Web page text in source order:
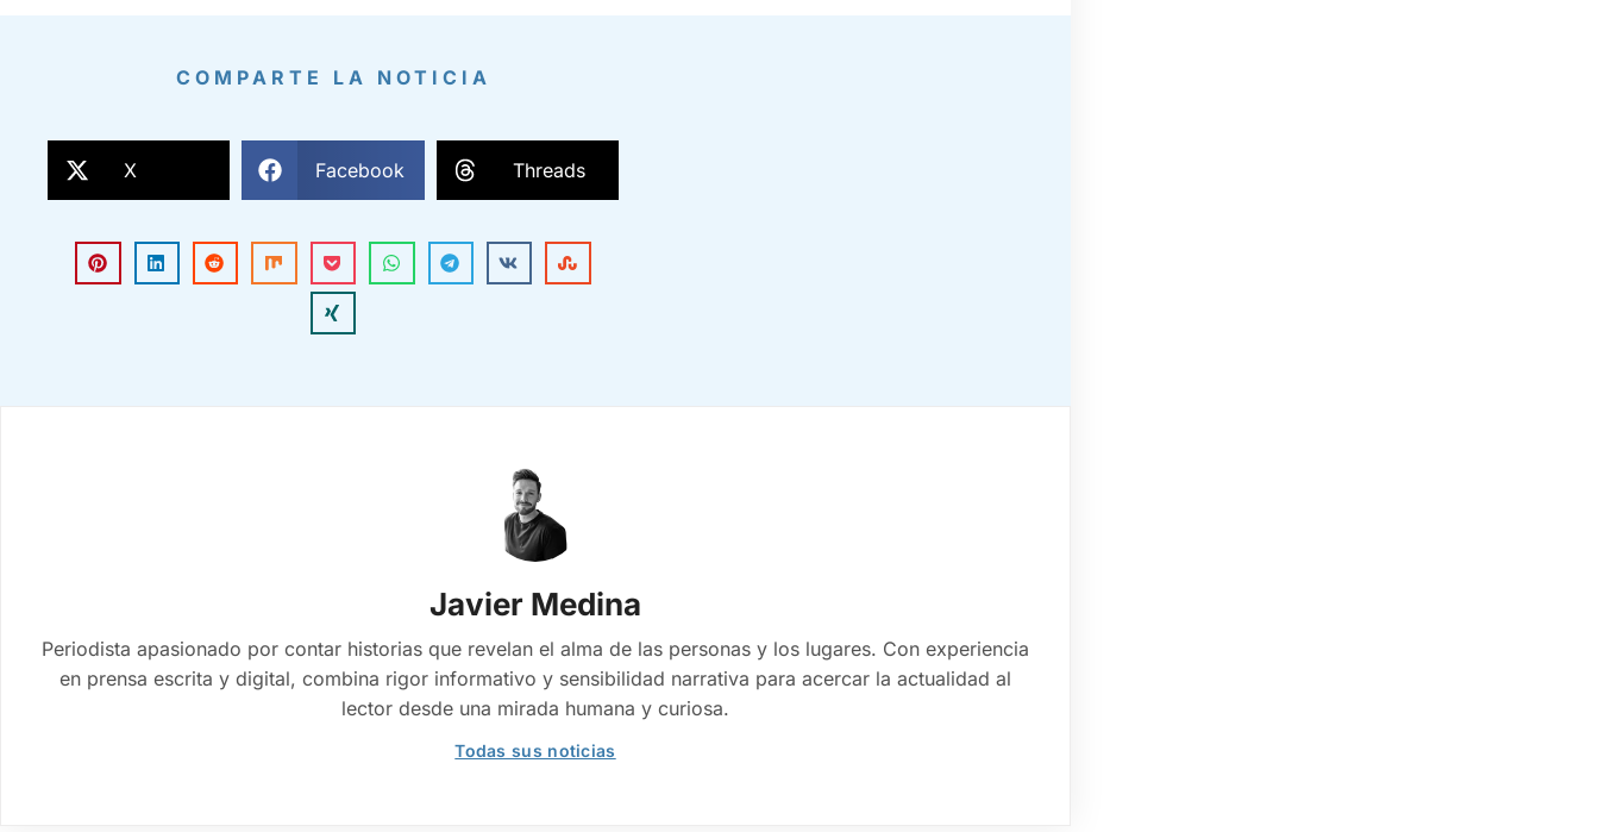
COMPARTE LA NOTICIA
X Facebook Threads
Javier Medina
Periodista apasionado por contar historias que revelan el alma de las personas y los lugares. Con experiencia
en prensa escrita y digital, combina rigor informativo y sensibilidad narrativa para acercar la actualidad al
lector desde una mirada humana y curiosa.
Todas sus noticias